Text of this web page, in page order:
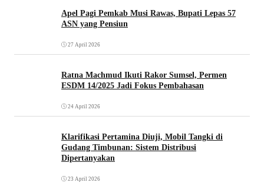
Apel Pagi Pemkab Musi Rawas, Bupati Lepas 57
ASN yang Pensiun
27 April 2026
Ratna Machmud Ikuti Rakor Sumsel, Permen
ESDM 14/2025 Jadi Fokus Pembahasan
24 April 2026
Klarifikasi Pertamina Diuji, Mobil Tangki di
Gudang Timbunan: Sistem Distribusi
Dipertanyakan
23 April 2026